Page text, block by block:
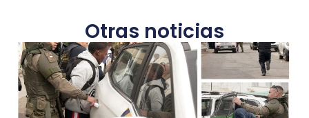
Otras noticias